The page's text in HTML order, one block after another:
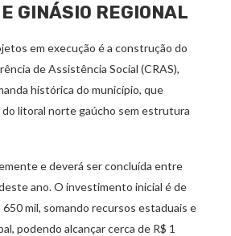
GINÁSIO REGIONAL
em execução é a construção do
de Assistência Social (CRAS),
histórica do município, que
litoral norte gaúcho sem estrutura
e deverá ser concluída entre
ano. O investimento inicial é de
mil, somando recursos estaduais e
podendo alcançar cerca de R$ 1